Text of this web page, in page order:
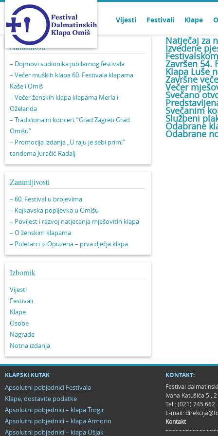
Vijesti Festivali Klape
Aktualnosti
– Dojmovi sudionika jubilarnog festivala
– Večer muških klapa 60. Festivala klapama
Kaše i Omiš
– Večer ženskih klapa klapama Merla i
Oželanda
– Tradicionalni koncert “Grad Zagreb Grad
Omišu”
– Promocija izdanja „U raju je sebi primi“
tandema Juračić-Radalj
Zanimljivosti
– 60. Festival u brojevima
– Kajkavska popijevka u Omišu
– Povijest i razvoj natjecanja mješovitih klapa
– O ženskim klapama
– Poletarci iz Opuzena – prva dječja klapa
Izbornik
Vijesti
Festivali
Klape
Osobe
Nagrade
Notna izdanja
Natječaj za
Izvedene
Završen 54.
Klapa Luše
Završne
Večer
Svečano
Svečanim
Službeni
Odabrane
Odabrane
KLAPSKI KUTAK
Apsolutni pobjednici Festivala
Klape, dostavite podatke
Apsolutni pobjednici – klapa Trogir
Apsolutni pobjednici – klapa Armorin
Apsolutni pobjednici – klapa Ošjak
KONTAKT:
Festival
Ivana Katušića 5 ,
Tel.: (021) 745 662
E-mail:
Kontakt